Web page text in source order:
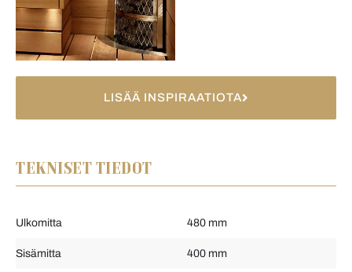
LISÄÄ INSPIRAATIOTA
TEKNISET TIEDOT
Ulkomitta 480 mm
Sisämitta 400 mm